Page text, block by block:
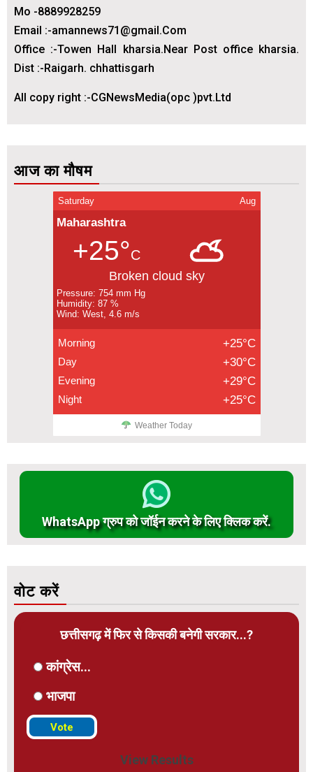
Mo -8889928259
Email :-amannews71@gmail.Com
Office :-Towen Hall kharsia.Near Post office kharsia.
Dist :-Raigarh. chhattisgarh
All copy right :-CGNewsMedia(opc )pvt.Ltd
आज का मौषम
Saturday Aug
Maharashtra
+25°C
Broken cloud sky
Pressure: 754 mm Hg
Humidity: 87 %
Wind: West, 4.6 m/s
Morning +25°C
Day +30°C
Evening +29°C
Night +25°C
Weather Today
WhatsApp ग्रुप को जॉईन करने के लिए क्लिक करें.
वोट करें
छत्तीसगढ़ में फिर से किसकी बनेगी सरकार...?
कांग्रेस...
भाजपा
View Results